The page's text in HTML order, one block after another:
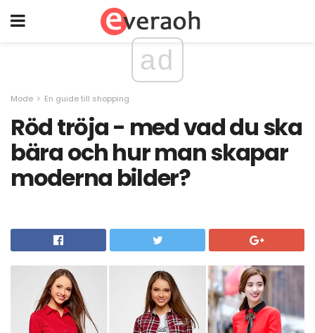
ad
Mode En guide till shopping
Röd tröja - med vad du ska
bära och hur man skapar
moderna bilder?